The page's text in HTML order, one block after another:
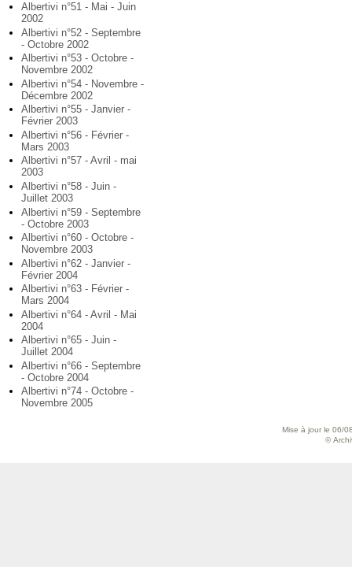
Albertivi n°51 - Mai - Juin
2002
Albertivi n°52 - Septembre
- Octobre 2002
Albertivi n°53 - Octobre -
Novembre 2002
Albertivi n°54 - Novembre -
Décembre 2002
Albertivi n°55 - Janvier -
Février 2003
Albertivi n°56 - Février -
Mars 2003
Albertivi n°57 - Avril - mai
2003
Albertivi n°58 - Juin -
Juillet 2003
Albertivi n°59 - Septembre
- Octobre 2003
Albertivi n°60 - Octobre -
Novembre 2003
Albertivi n°62 - Janvier -
Février 2004
Albertivi n°63 - Février -
Mars 2004
Albertivi n°64 - Avril - Mai
2004
Albertivi n°65 - Juin -
Juillet 2004
Albertivi n°66 - Septembre
- Octobre 2004
Albertivi n°74 - Octobre -
Novembre 2005
Mise à jour le 06/
©